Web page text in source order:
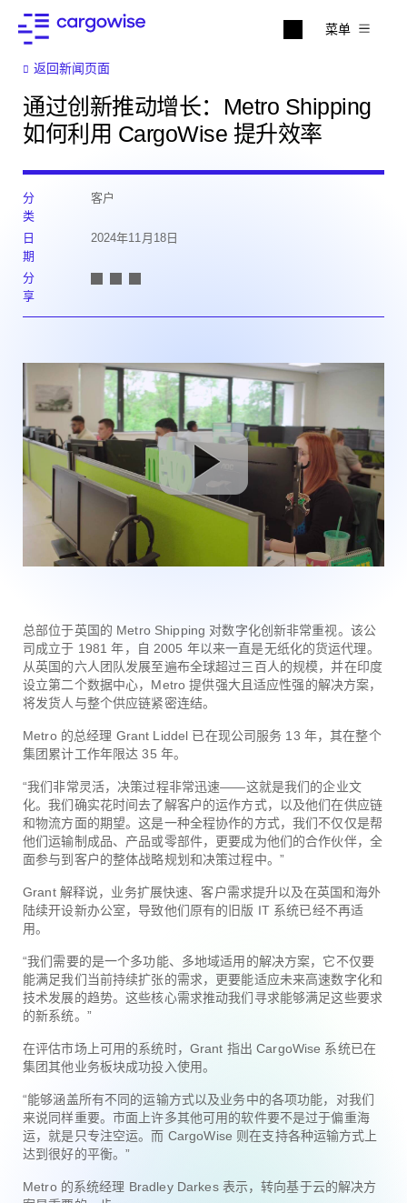
菜单
返回新闻页面
通过创新推动增长：Metro Shipping
如何利用 CargoWise 提升效率
分
类
客户
日
期
2024年11月18日
分
享
总部位于英国的 Metro Shipping 对数字化创新非常重视。该公
司成立于 1981 年，自 2005 年以来一直是无纸化的货运代理。
从英国的六人团队发展至遍布全球超过三百人的规模，并在印度
设立第二个数据中心，Metro 提供强大且适应性强的解决方案，
将发货人与整个供应链紧密连结。
Metro 的总经理 Grant Liddel 已在现公司服务 13 年，其在整个
集团累计工作年限达 35 年。
“我们非常灵活，决策过程非常迅速——这就是我们的企业文
化。我们确实花时间去了解客户的运作方式，以及他们在供应链
和物流方面的期望。这是一种全程协作的方式，我们不仅仅是帮
他们运输制成品、产品或零部件，更要成为他们的合作伙伴，全
面参与到客户的整体战略规划和决策过程中。”
Grant 解释说，业务扩展快速、客户需求提升以及在英国和海外
陆续开设新办公室，导致他们原有的旧版 IT 系统已经不再适
用。
“我们需要的是一个多功能、多地域适用的解决方案，它不仅要
能满足我们当前持续扩张的需求，更要能适应未来高速数字化和
技术发展的趋势。这些核心需求推动我们寻求能够满足这些要求
的新系统。”
在评估市场上可用的系统时，Grant 指出 CargoWise 系统已在
集团其他业务板块成功投入使用。
“能够涵盖所有不同的运输方式以及业务中的各项功能，对我们
来说同样重要。市面上许多其他可用的软件要不是过于偏重海
运，就是只专注空运。而 CargoWise 则在支持各种运输方式上
达到很好的平衡。”
Metro 的系统经理 Bradley Darkes 表示，转向基于云的解决方